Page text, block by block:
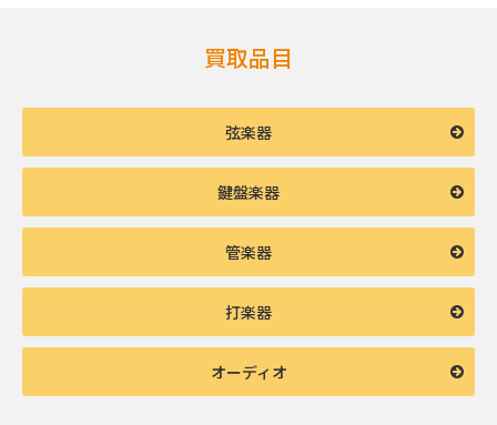
買取品目
弦楽器
鍵盤楽器
管楽器
打楽器
オーディオ